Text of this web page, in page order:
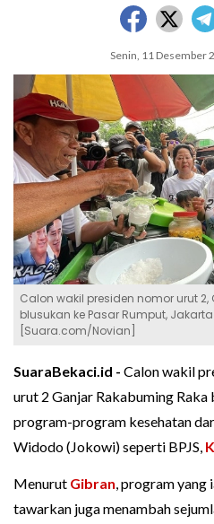
Senin, 11 Desember
Calon wakil presiden nomor urut
blusukan ke Pasar Rumput, Jakarta
[Suara.com/Novian]
SuaraBekaci.id - Calon wakil
urut 2 Ganjar Rakabuming
program-program kesehatan
Widodo (Jokowi) seperti BPJS,
Menurut Gibran, program yang
tawarkan juga menambah